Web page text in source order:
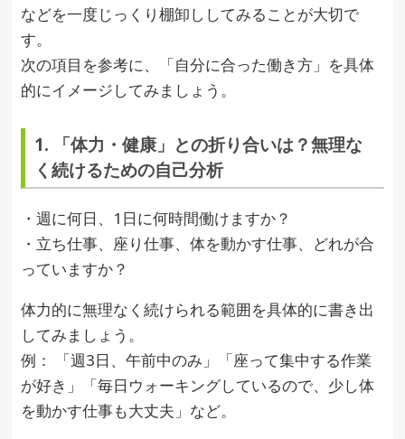
などを一度じっくり棚卸ししてみることが大切で
す。
次の項目を参考に、「自分に合った働き方」を具体
的にイメージしてみましょう。
1. 「体力・健康」との折り合いは？無理な
く続けるための自己分析
・週に何日、1日に何時間働けますか？
・立ち仕事、座り仕事、体を動かす仕事、どれが合
っていますか？
体力的に無理なく続けられる範囲を具体的に書き出
してみましょう。
例： 「週3日、午前中のみ」「座って集中する作業
が好き」「毎日ウォーキングしているので、少し体
を動かす仕事も大丈夫」など。